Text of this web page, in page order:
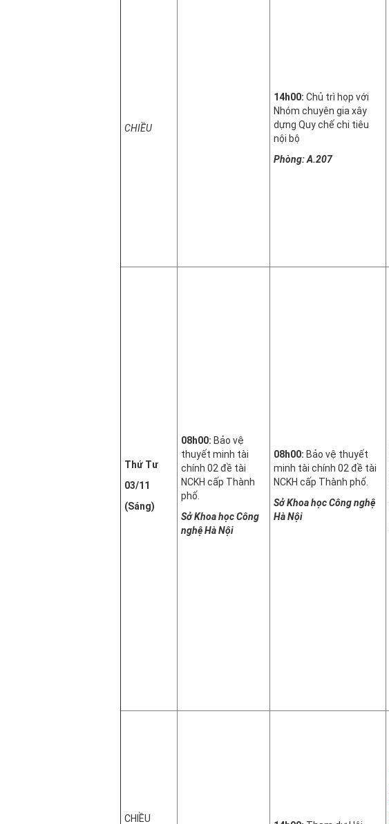
CHIỀU
14h00: Chủ trì họp với
Nhóm chuyên gia xây
dựng Quy chế chi tiêu
nội bộ
Phòng: A.207
Thứ Tư
03/11
(Sáng)
08h00: Bảo vệ
thuyết minh tài
chính 02 đề tài
NCKH cấp Thành
phố.
Sở Khoa học Công
nghệ Hà Nội
08h00: Bảo vệ thuyết
minh tài chính 02 đề tài
NCKH cấp Thành phố.
Sở Khoa học Công nghệ
Hà Nội
CHIỀU